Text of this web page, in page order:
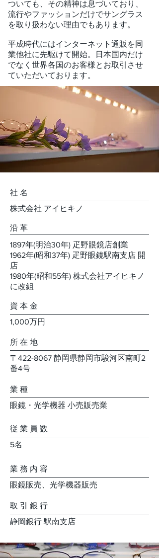
ついても、その精神は息づいており、
流行やファッションだけでサングラス
を取り扱わない理由でもあります。
平成時代にはインターネット通販を同
業他社に先駆けて開始。日本国内だけ
でなく世界各国のお客様とお取引させ
ていただいております。
社 名
株式会社 アイヒキノ
沿 革
1897年(明治30年) 疋野眼鏡店創業
1962年(昭和37年) 疋野眼鏡駅南支店 開
店
1980年(昭和55年) 株式会社アイヒキノ
に改組
資 本 金
1,000万円
所 在 地
〒422-8067 静岡県静岡市駿河区南町2
番4号
業 種
眼鏡・光学機器 小売販売業
従 業 員 数
5名
業 務 内 容
眼鏡販売、光学機器販売
取 引 銀 行
静岡銀行 駅南支店